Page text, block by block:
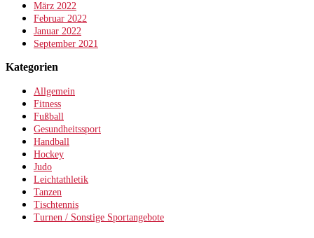
März 2022
Februar 2022
Januar 2022
September 2021
Kategorien
Allgemein
Fitness
Fußball
Gesundheitssport
Handball
Hockey
Judo
Leichtathletik
Tanzen
Tischtennis
Turnen / Sonstige Sportangebote